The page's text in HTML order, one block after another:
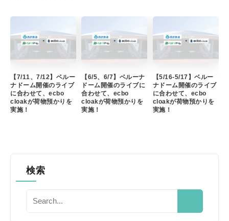
【7/11、7/12】ベルー
ナドーム開催のライブ
に合わせて、ecbo
cloakが荷物預かりを
実施！
【6/5、6/7】ベルーナ
ドーム開催のライブに
合わせて、ecbo
cloakが荷物預かりを
実施！
【5/16-5/17】ベルー
ナドーム開催のライブ
に合わせて、ecbo
cloakが荷物預かりを
実施！
検索